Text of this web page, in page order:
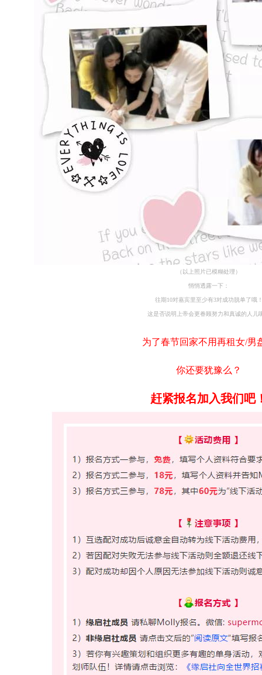
（以上照片已模糊处理）
悄悄透露一下：
往期10对嘉宾里至少有3对成功脱单了哦
这是否说明上帝会更眷顾努力和真诚的人儿
为了春节回家不用再租女/男
你还要犹豫么？
赶紧报名加入我们吧